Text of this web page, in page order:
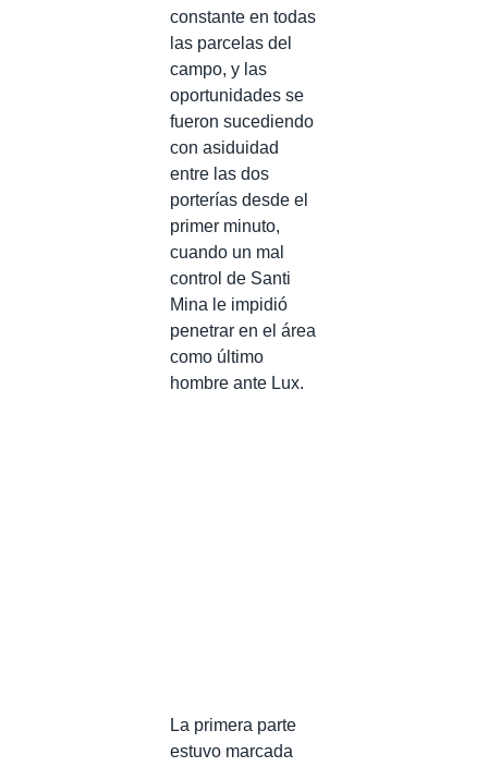
constante en todas
las parcelas del
campo, y las
oportunidades se
fueron sucediendo
con asiduidad
entre las dos
porterías desde el
primer minuto,
cuando un mal
control de Santi
Mina le impidió
penetrar en el área
como último
hombre ante Lux.
La primera parte
estuvo marcada